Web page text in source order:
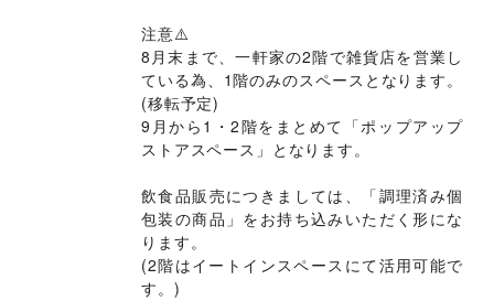
注意⚠️
8月末まで、一軒家の2階で雑貨店を営業し
ている為、1階のみのスペースとなります。
(移転予定)
9月から1・2階をまとめて「ポップアップ
ストアスペース」となります。
飲食品販売につきましては、「調理済み個
包装の商品」をお持ち込みいただく形にな
ります。
(2階はイートインスペースにて活用可能で
す。)